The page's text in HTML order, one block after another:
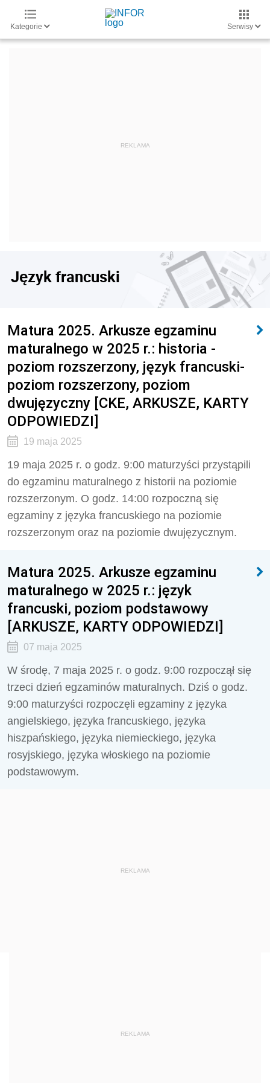
Kategorie Serwisy
Język francuski
Matura 2025. Arkusze egzaminu
maturalnego w 2025 r.: historia -
poziom rozszerzony, język francuski-
poziom rozszerzony, poziom
dwujęzyczny [CKE, ARKUSZE, KARTY
ODPOWIEDZI]
19 maja 2025
19 maja 2025 r. o godz. 9:00 maturzyści przystąpili
do egzaminu maturalnego z historii na poziomie
rozszerzonym. O godz. 14:00 rozpoczną się
egzaminy z języka francuskiego na poziomie
rozszerzonym oraz na poziomie dwujęzycznym.
Matura 2025. Arkusze egzaminu
maturalnego w 2025 r.: język
francuski, poziom podstawowy
[ARKUSZE, KARTY ODPOWIEDZI]
07 maja 2025
W środę, 7 maja 2025 r. o godz. 9:00 rozpoczął się
trzeci dzień egzaminów maturalnych. Dziś o godz.
9:00 maturzyści rozpoczęli egzaminy z języka
angielskiego, języka francuskiego, języka
hiszpańskiego, języka niemieckiego, języka
rosyjskiego, języka włoskiego na poziomie
podstawowym.
REKLAMA
REKLAMA